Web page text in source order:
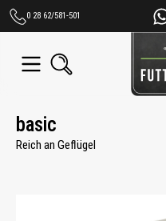
springen
0 28 62/581-501
basic
Reich an Geflügel